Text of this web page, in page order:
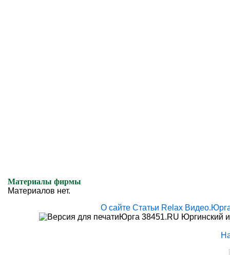
Материалы фирмы
Материалов нет.
О сайте Статьи Relax
Юрга 38451.RU Юргинский